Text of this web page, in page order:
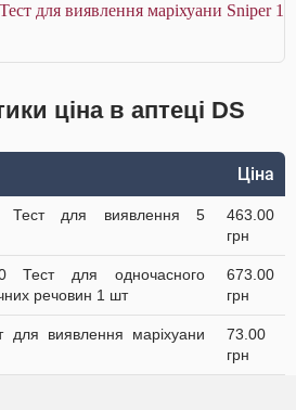
для виявлення маріхуани Sniper 1
ціна в аптеці DS
Ціна
Тест для виявлення 5
463.00
грн
Тест для одночасного
речовин 1 шт
673.00
грн
для виявлення маріхуани
73.00
грн